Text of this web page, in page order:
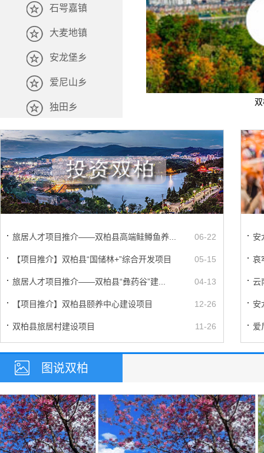
石咢嘉镇
大麦地镇
安龙堡乡
爱尼山乡
独田乡
06-22
旅居人才项目推介——双柏县高端鲑鳟鱼养...
05-15
【项目推介】双柏县“国储林+”综合开发项目
04-13
旅居人才项目推介——双柏县“彝药谷”建...
12-26
【项目推介】双柏县颐养中心建设项目
11-26
双柏县旅居村建设项目
安
哀
云
安
爱
图说双柏